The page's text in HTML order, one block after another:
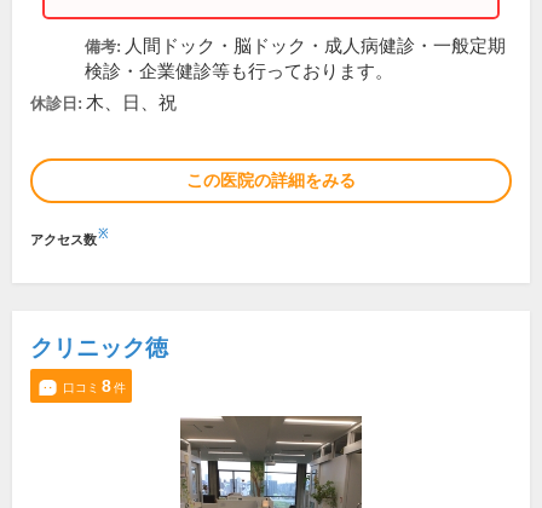
備考: 人間ドック・脳ドック・成人病健診・一般定期
検診・企業健診等も行っております。
休診日: 木、日、祝
この医院の詳細をみる
アクセス数※
クリニック徳
口コミ 8件